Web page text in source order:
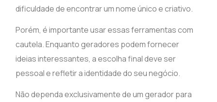
dificuldade de encontrar um nome único e criativo.
Porém, é importante usar essas ferramentas com
cautela. Enquanto geradores podem fornecer
ideias interessantes, a escolha final deve ser
pessoal e refletir a identidade do seu negócio.
Não dependa exclusivamente de um gerador para